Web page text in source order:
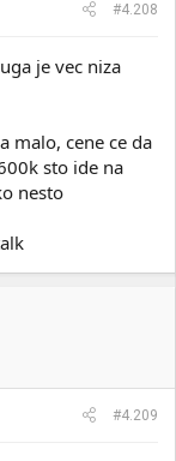
#4.208
je vec niza
malo, cene ce da
sto ide na
nesto
#4.209